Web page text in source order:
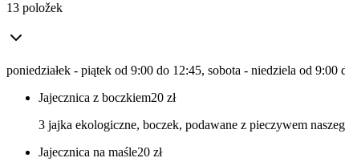
13 položek
poniedziałek - piątek od 9:00 do 12:45, sobota - niedziela od 9:00
Jajecznica z boczkiem20 zł
3 jajka ekologiczne, boczek, podawane z pieczywem
Jajecznica na maśle20 zł